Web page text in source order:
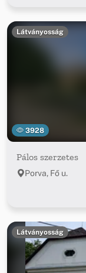
3928
Látványosság
Pálos szerzetes
Porva, Fő u.
Látványosság